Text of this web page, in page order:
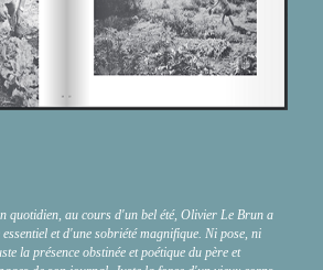
quotidien, au cours d'un bel été, Olivier Le Brun a
et d'une sobriété magnifique. Ni pose, ni
la présence obstinée et poétique du père et